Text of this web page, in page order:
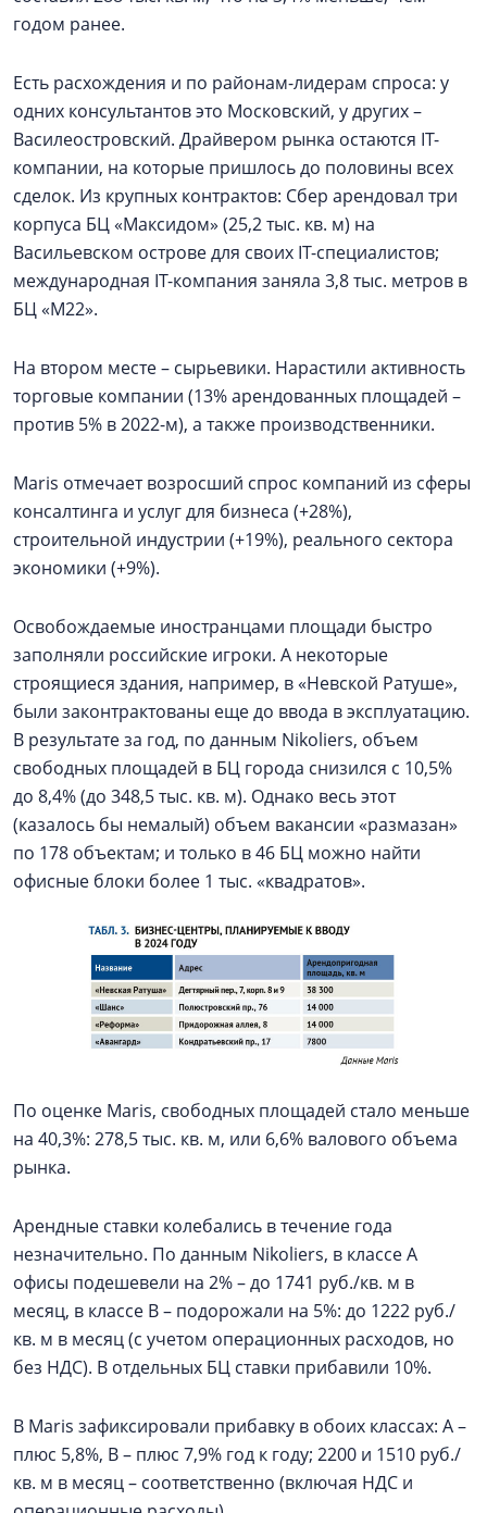
годом ранее.
Есть расхождения и по районам-лидерам спроса: у
одних консультантов это Московский, у других –
Василеостровский. Драйвером рынка остаются IT-
компании, на которые пришлось до половины всех
сделок. Из крупных контрактов: Сбер арендовал три
корпуса БЦ «Максидом» (25,2 тыс. кв. м) на
Васильевском острове для своих IT-специалистов;
международная IT-компания заняла 3,8 тыс. метров в
БЦ «М22».
На втором месте – сырьевики. Нарастили активность
торговые компании (13% арендованных площадей –
против 5% в 2022-м), а также производственники.
Maris отмечает возросший спрос компаний из сферы
консалтинга и услуг для бизнеса (+28%),
строительной индустрии (+19%), реального сектора
экономики (+9%).
Освобождаемые иностранцами площади быстро
заполняли российские игроки. А некоторые
строящиеся здания, например, в «Невской Ратуше»,
были законтрактованы еще до ввода в эксплуатацию.
В результате за год, по данным Nikoliers, объем
свободных площадей в БЦ города снизился с 10,5%
до 8,4% (до 348,5 тыс. кв. м). Однако весь этот
(казалось бы немалый) объем вакансии «размазан»
по 178 объектам; и только в 46 БЦ можно найти
офисные блоки более 1 тыс. «квадратов».
По оценке Maris, свободных площадей стало меньше
на 40,3%: 278,5 тыс. кв. м, или 6,6% валового объема
рынка.
Арендные ставки колебались в течение года
незначительно. По данным Nikoliers, в классе А
офисы подешевели на 2% – до 1741 руб./кв. м в
месяц, в классе В – подорожали на 5%: до 1222 руб./
кв. м в месяц (с учетом операционных расходов, но
без НДС). В отдельных БЦ ставки прибавили 10%.
В Maris зафиксировали прибавку в обоих классах: А –
плюс 5,8%, В – плюс 7,9% год к году; 2200 и 1510 руб./
кв. м в месяц – соответственно (включая НДС и